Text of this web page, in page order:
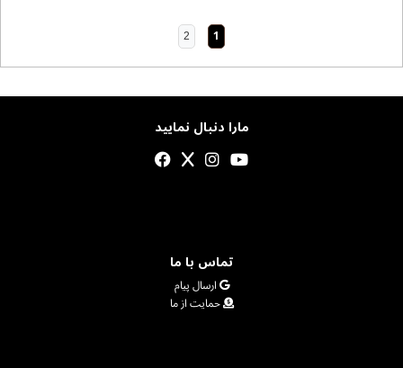
1
2
مارا دنبال نمایید
تماس با ما
ارسال پیام
حمایت از ما